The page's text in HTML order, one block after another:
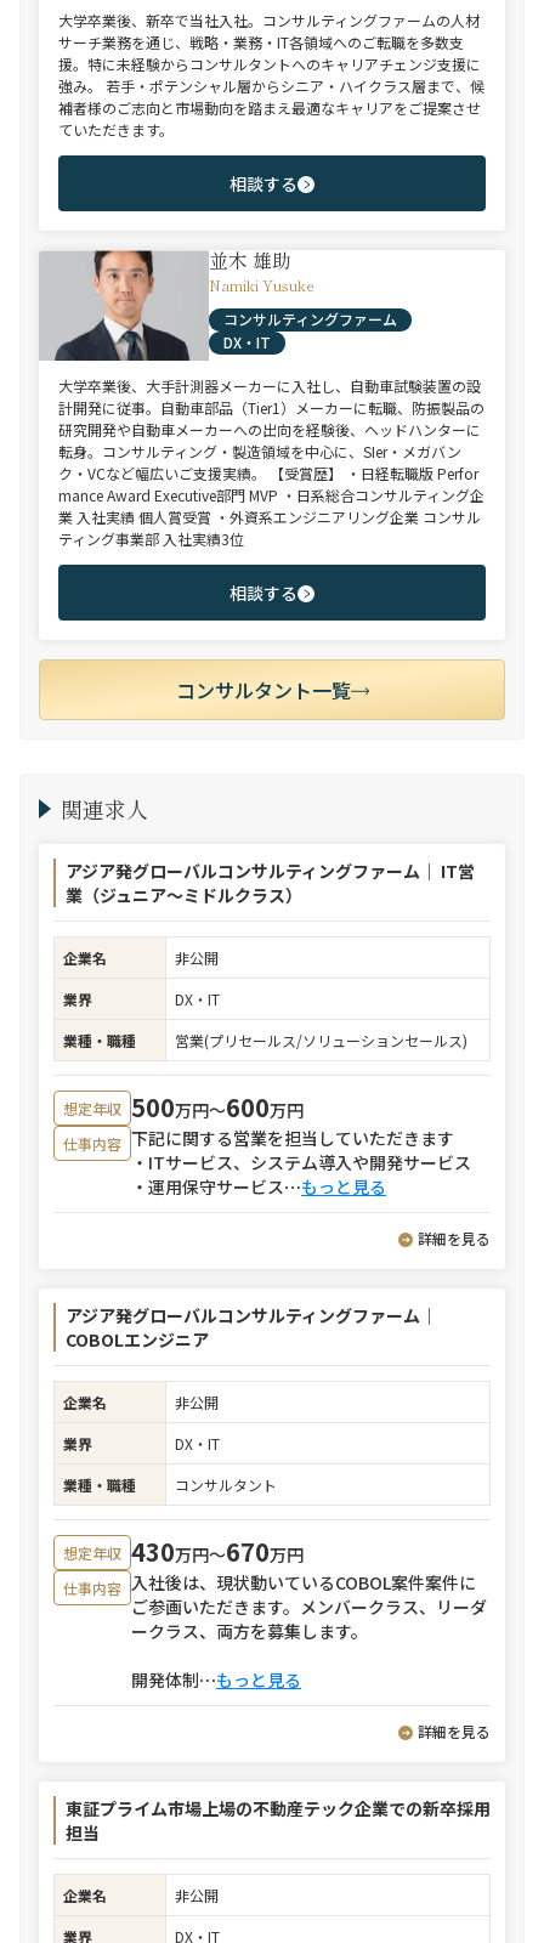
大学卒業後、新卒で当社入社。コンサルティングファームの人材
サーチ業務を通じ、戦略・業務・IT各領域へのご転職を多数支
援。特に未経験からコンサルタントへのキャリアチェンジ支援に
強み。 若手・ポテンシャル層からシニア・ハイクラス層まで、候
補者様のご志向と市場動向を踏まえ最適なキャリアをご提案させ
ていただきます。
相談する
並木 雄助
Namiki Yusuke
コンサルティングファーム
DX・IT
大学卒業後、大手計測器メーカーに入社し、自動車試験装置の設
計開発に従事。自動車部品（Tier1）メーカーに転職、防振製品の
研究開発や自動車メーカーへの出向を経験後、ヘッドハンターに
転身。コンサルティング・製造領域を中心に、SIer・メガバン
ク・VCなど幅広いご支援実績。 【受賞歴】 ・日経転職版 Perfor
mance Award Executive部門 MVP ・日系総合コンサルティング企
業 入社実績 個人賞受賞 ・外資系エンジニアリング企業 コンサル
ティング事業部 入社実績3位
相談する
コンサルタント一覧
関連求人
アジア発グローバルコンサルティングファーム｜ IT営
業（ジュニア～ミドルクラス）
企業名
非公開
業界
DX・IT
業種・職種
営業(プリセールス/ソリューションセールス)
想定年収 500万円〜600万円
仕事内容 下記に関する営業を担当していただきます
・ITサービス、システム導入や開発サービス
・運用保守サービス⋯もっと見る
詳細を見る
アジア発グローバルコンサルティングファーム｜
COBOLエンジニア
企業名
非公開
業界
DX・IT
業種・職種
コンサルタント
想定年収 430万円〜670万円
仕事内容 入社後は、現状動いているCOBOL案件案件に
ご参画いただきます。メンバークラス、リーダ
ークラス、両方を募集します。
開発体制⋯もっと見る
詳細を見る
東証プライム市場上場の不動産テック企業での新卒採用
担当
企業名
非公開
業界
DX・IT